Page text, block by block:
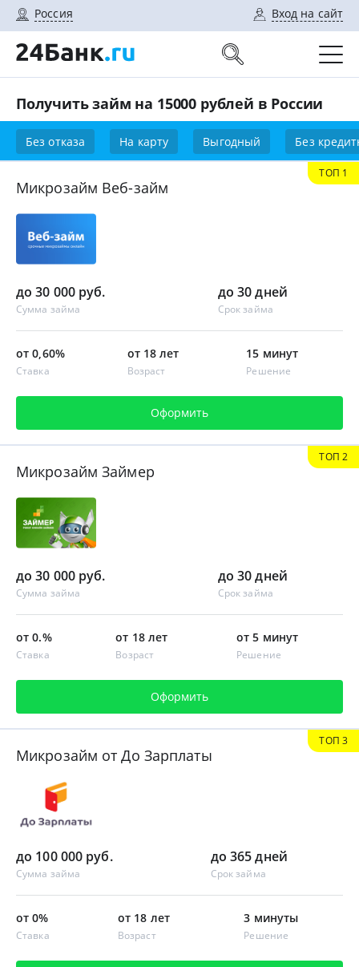
Россия Вход на сайт
Получить займ на 15000 рублей в России
Без отказа На карту Выгодный Без
Микрозайм Веб-займ
до 30 000 руб.
Сумма займа
до 30 дней
Срок займа
от 0,60%
Ставка
от 18 лет
Возраст
15 минут
Решение
Оформить
ТОП 1
Микрозайм Займер
до 30 000 руб.
Сумма займа
до 30 дней
Срок займа
от 0.%
Ставка
от 18 лет
Возраст
от 5 минут
Решение
Оформить
ТОП 2
Микрозайм от До Зарплаты
до 100 000 руб.
Сумма займа
до 365 дней
Срок займа
от 0%
Ставка
от 18 лет
Возраст
3 минуты
Решение
ТОП 3